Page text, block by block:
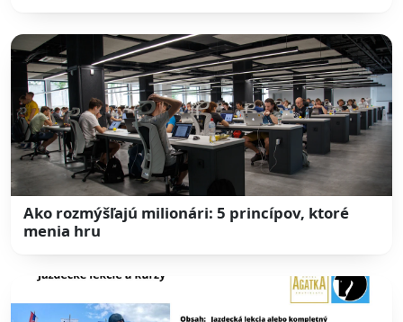
Ako rozmýšľajú milionári: 5 princípov, ktoré
menia hru